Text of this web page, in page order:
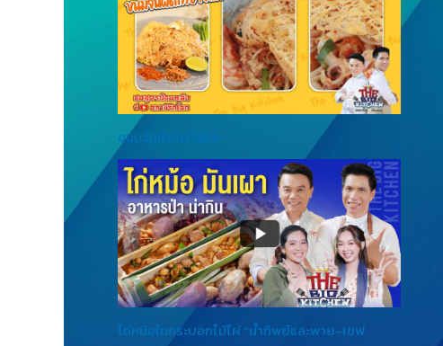
ขนมจีนผัดไท ไข่แห
ไก่หม้อในกระบอกไม้ไผ่ “น้ำทิพย์และพาย-เชฟ